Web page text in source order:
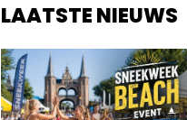
LAATSTE NIEUWS